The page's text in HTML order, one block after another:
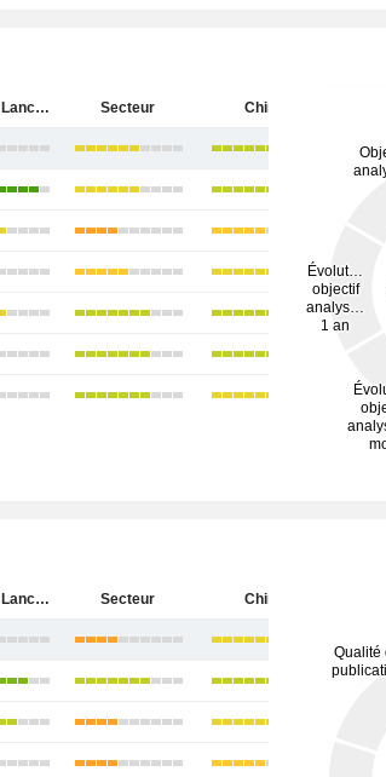
Huaneng Lancang River Hydropower Inc. Secteur Chine
Huaneng Lancang River Hydropower Inc. Secteur Chine